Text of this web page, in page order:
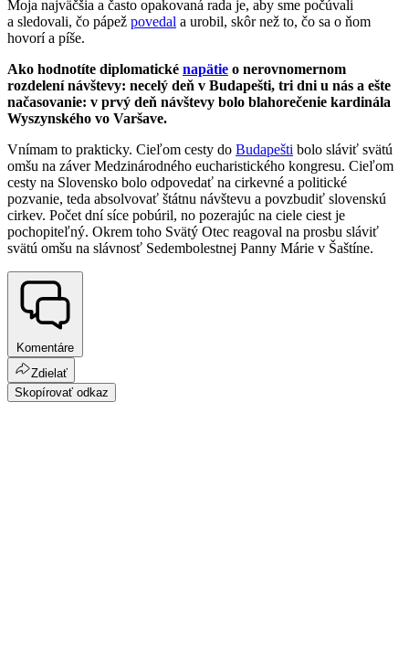
Moja najväčšia a často opakovaná rada je, aby sme počúvali
a sledovali, čo pápež povedal a urobil, skôr než to, čo sa o ňom
hovorí a píše.
Ako hodnotíte diplomatické napätie o nerovnomernom
rozdelení návštevy: necelý deň v Budapešti, tri dni u nás a ešte
načasovanie: v prvý deň návštevy bolo blahorečenie kardinála
Wyszynského vo Varšave.
Vnímam to prakticky. Cieľom cesty do Budapešti bolo sláviť svätú
omšu na záver Medzinárodného eucharistického kongresu. Cieľom
cesty na Slovensko bolo odpovedať na cirkevné a politické
pozvanie, teda absolvovať štátnu návštevu a povzbudiť slovenskú
cirkev. Počet dní síce pobúril, no pozerajúc na ciele ciest je
pochopiteľný. Okrem toho Svätý Otec reagoval na prosbu sláviť
svätú omšu na slávnosť Sedembolestnej Panny Márie v Šaštíne.
Komentáre
Zdielať
Skopírovať odkaz